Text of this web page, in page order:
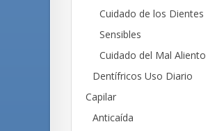
Cuidado de los Dientes
Sensibles
Cuidado del Mal Aliento
Dentífricos Uso Diario
Capilar
Anticaída